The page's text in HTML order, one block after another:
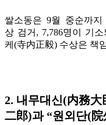
쌀소동은 9월 중순까지
상 검거, 7,786명이 기
케(寺内正毅) 수상은 책
2. 내무대신(内務
二郎)과 “원외단(院